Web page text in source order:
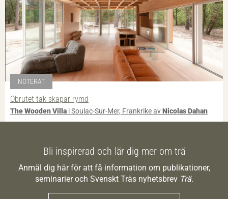
NOTERAT
Obrutet tak skapar rymd
The Wooden Villa i Soulac-Sur-Mer, Frankrike avNicolas Dahan
Bli inspirerad och lär dig mer om trä
Anmäl dig här för att få information om publikationer,
seminarier och Svenskt Träs nyhetsbrev Trä.